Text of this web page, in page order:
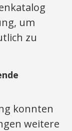
um
zu
konnten
weitere